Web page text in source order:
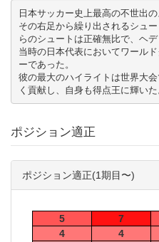
日本サッカー史上最高の不世出の
その右足から繰り出されるシュ
らのシュートは正確無比で、ヘデ
当時の日本代表においてワール
ーであった。
彼の最大のハイライトは世界大
く貢献し、自身も得点王に輝いた
ポジション適正
ポジション適正(1期目〜)
5 7
4
4